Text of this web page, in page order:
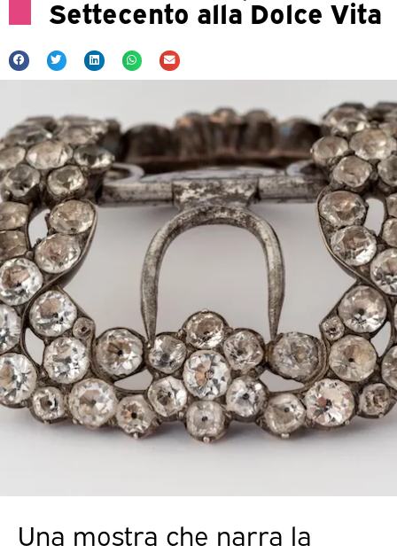
Settecento alla Dolce Vita
Una mostra che narra la